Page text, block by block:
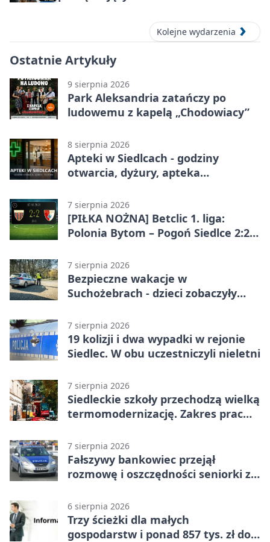
Kolejne wydarzenia
Ostatnie Artykuły
9 sierpnia 2026
Park Aleksandria zatańczy po
ludowemu z kapelą „Chodowiacy”
8 sierpnia 2026
Apteki w Siedlcach - godziny
otwarcia, dyżury, apteka
7 sierpnia 2026
[PIŁKA NOŻNA] Betclic 1. liga:
Polonia Bytom – Pogoń Siedlce 2:2.
emocjonującej końcówce
7 sierpnia 2026
Bezpieczne wakacje w
Suchożebrach - dzieci zobaczyły
7 sierpnia 2026
19 kolizji i dwa wypadki w rejonie
Siedlec. W obu uczestniczyli nieletni
7 sierpnia 2026
Siedleckie szkoły przechodzą wielką
termomodernizację. Zakres prac
7 sierpnia 2026
Fałszywy bankowiec przejął
rozmowę i oszczędności seniorki z
6 sierpnia 2026
Trzy ścieżki dla małych
gospodarstw i ponad 857 tys. zł do